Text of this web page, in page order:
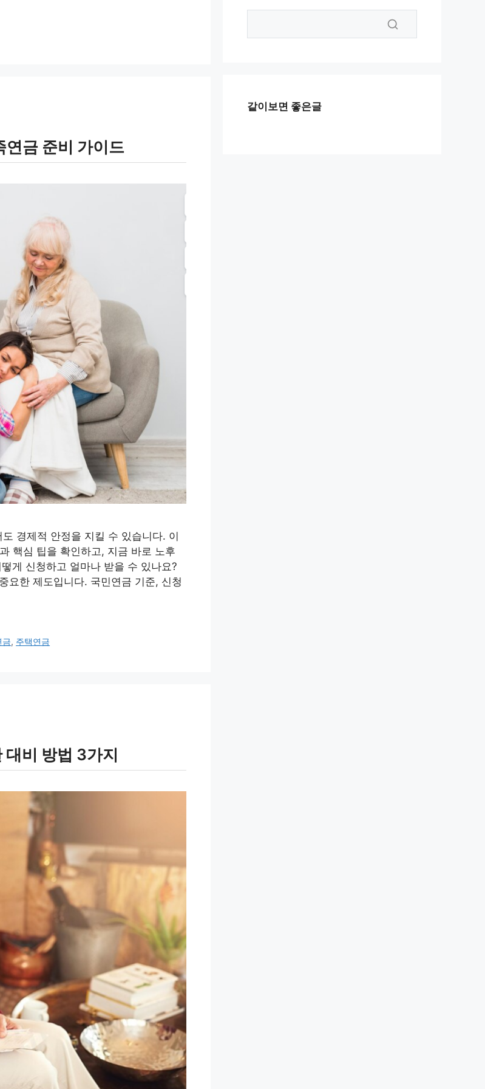
금 준비 가이드
경제적 안정을 지킬 수 있습니다. 이
핵심 팁을 확인하고, 지금 바로 노후
게 신청하고 얼마나 받을 수 있나요?
요한 제도입니다. 국민연금 기준, 신청
금, 주택연금
대비 방법 3가지
같이보면 좋은글